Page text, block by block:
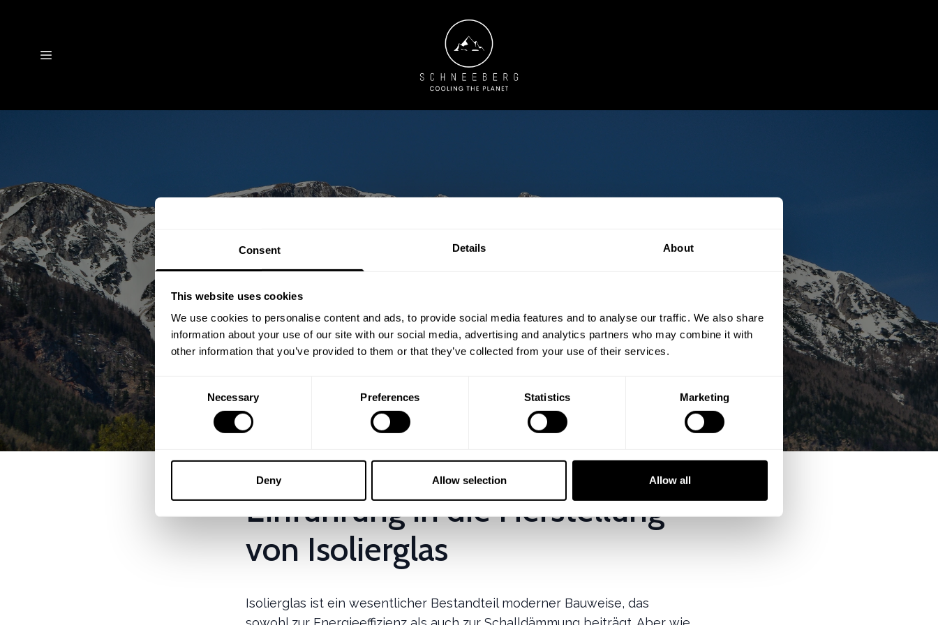
Consent Details About
This website uses cookies
We use cookies to personalise content and ads, to provide social media features and to analyse our traffic. We also share
information about your use of our site with our social media, advertising and analytics partners who may combine it with
other information that you’ve provided to them or that they’ve collected from your use of their services.
Selection
Necessary Preferences Statistics Marketing
Deny Allow selection Allow all
Wie wird Isolierglas hergestellt? Ein Blick
hinter die Kulissen bei Schneebergs
führendem Hersteller
Einführung in die Herstellung
von Isolierglas
Isolierglas ist ein wesentlicher Bestandteil moderner Bauweise, das